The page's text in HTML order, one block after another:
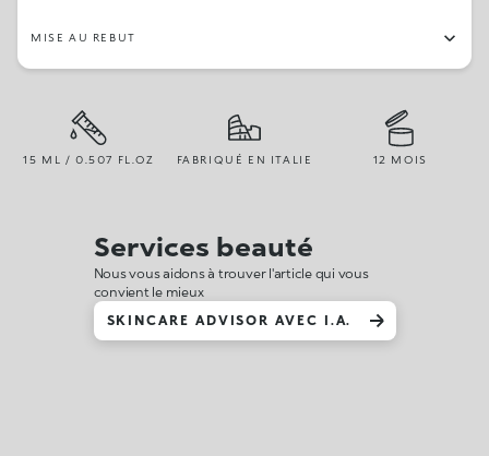
MISE AU REBUT
15 ML / 0.507 FL.OZ FABRIQUÉ EN ITALIE 12 MOIS
Services beauté
Nous vous aidons à trouver l'article qui vous
convient le mieux
SKINCARE ADVISOR AVEC I.A.